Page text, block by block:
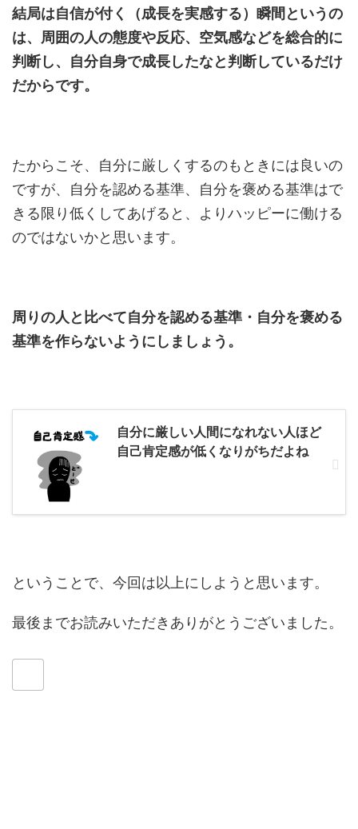
結局は自信が付く（成長を実感する）瞬間というの
は、周囲の人の態度や反応、空気感などを総合的に
判断し、自分自身で成長したなと判断しているだけ
だからです。
たからこそ、自分に厳しくするのもときには良いの
ですが、自分を認める基準、自分を褒める基準はで
きる限り低くしてあげると、よりハッピーに働ける
のではないかと思います。
周りの人と比べて自分を認める基準・自分を褒める
基準を作らないようにしましょう。
自分に厳しい人間になれない人ほど
自己肯定感が低くなりがちだよね
ということで、今回は以上にしようと思います。
最後までお読みいただきありがとうございました。